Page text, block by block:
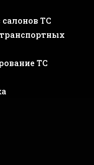
ТС
ТС